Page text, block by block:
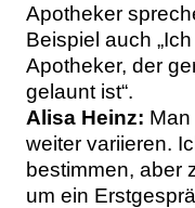
Apotheker
Beispiel auch
Apotheker, der
gelaunt ist“.
Alisa Heinz:
weiter variieren.
bestimmen, aber
um ein